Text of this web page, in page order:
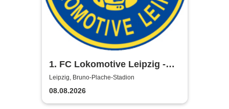
1. FC Lokomotive Leipzig -
Regionalliga Nordost
2026/2027
Leipzig, Bruno-Plache-Stadion
08.08.2026